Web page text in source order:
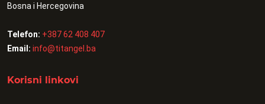
Bosna i Hercegovina
Telefon: +387 62 408 407
Email: info@titangel.ba
Korisni linkovi